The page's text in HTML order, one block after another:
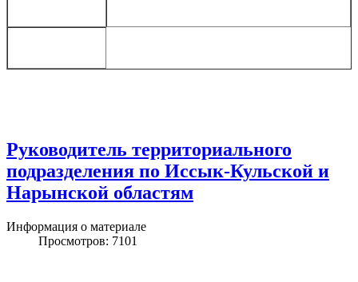
Руководитель территориального
подразделения по Иссык-Кульской и
Нарынской областям
Информация о материале
Просмотров: 7101